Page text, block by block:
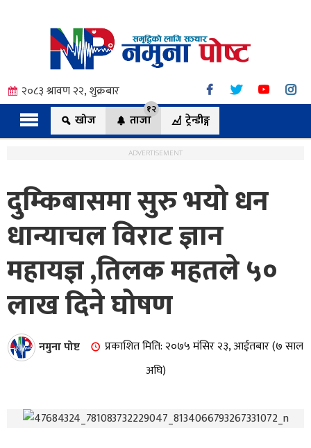
२०८३ श्रावण २२, शुक्रबार
खोज
ताजा
१२
ट्रेन्डीङ्ग
ADVERTISEMENT
दुम्किबासमा सुरु भयो धन
धान्याचल विराट ज्ञान
महायज्ञ ,तिलक महतले ५०
लाख दिने घोषण
नमुना पोष्ट
प्रकाशित मिति: २०७५ मंसिर २३, आईतबार (७ साल
अघि)